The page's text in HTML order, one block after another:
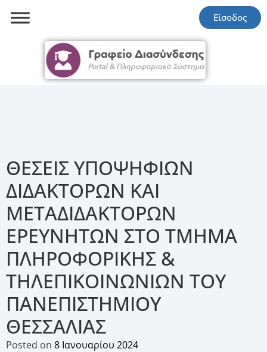
Είσοδος
ΘΕΣΕΙΣ ΥΠΟΨΗΦΙΩΝ
ΔΙΔΑΚΤΟΡΩΝ ΚΑΙ
ΜΕΤΑΔΙΔΑΚΤΟΡΩΝ
ΕΡΕΥΝΗΤΩΝ ΣΤΟ ΤΜΗΜΑ
ΠΛΗΡΟΦΟΡΙΚΗΣ &
ΤΗΛΕΠΙΚΟΙΝΩΝΙΩΝ ΤΟΥ
ΠΑΝΕΠΙΣΤΗΜΙΟΥ
ΘΕΣΣΑΛΙΑΣ
Posted on 8 Ιανουαρίου 2024